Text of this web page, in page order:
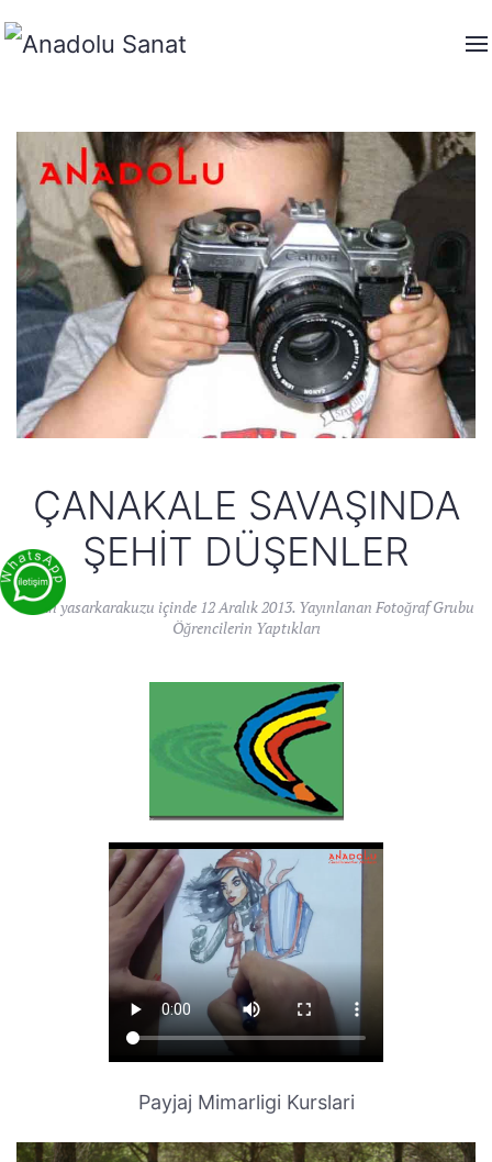
ÇANAKALE SAVAŞINDA
ŞEHIT DÜŞENLER
Yazanyasarkarakuzu içinde 12 Aralık 2013. Yayınlanan Fotoğraf Grubu
Öğrencilerin Yaptıkları
Payjaj Mimarligi Kurslari